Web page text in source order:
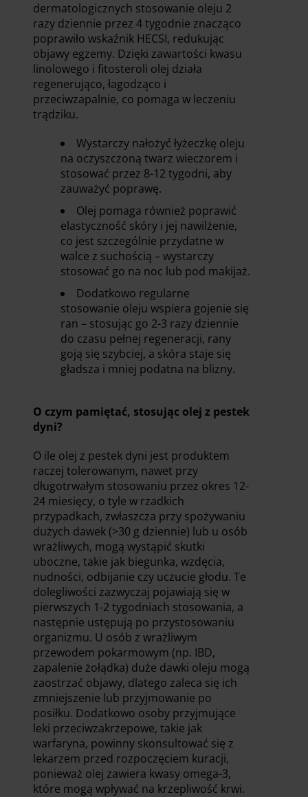
dermatologicznych stosowanie oleju 2
razy dziennie przez 4 tygodnie znacząco
poprawiło wskaźnik HECSI, redukując
objawy egzemy. Dzięki zawartości kwasu
linolowego i fitosteroli olej działa
regenerująco, łagodząco i
przeciwzapalnie, co pomaga w leczeniu
trądziku.
Wystarczy nałożyć łyżeczkę oleju
na oczyszczoną twarz wieczorem i
stosować przez 8-12 tygodni, aby
zauważyć poprawę.
Olej pomaga również poprawić
elastyczność skóry i jej nawilżenie,
co jest szczególnie przydatne w
walce z suchością – wystarczy
stosować go na noc lub pod makijaż.
Dodatkowo regularne
stosowanie oleju wspiera gojenie się
ran – stosując go 2-3 razy dziennie
do czasu pełnej regeneracji, rany
goją się szybciej, a skóra staje się
gładsza i mniej podatna na blizny.
O czym pamiętać, stosując olej z pestek
dyni?
O ile olej z pestek dyni jest produktem
raczej tolerowanym, nawet przy
długotrwałym stosowaniu przez okres 12-
24 miesięcy, o tyle w rzadkich
przypadkach, zwłaszcza przy spożywaniu
dużych dawek (>30 g dziennie) lub u osób
wrażliwych, mogą wystąpić skutki
uboczne, takie jak biegunka, wzdęcia,
nudności, odbijanie czy uczucie głodu. Te
dolegliwości zazwyczaj pojawiają się w
pierwszych 1-2 tygodniach stosowania, a
następnie ustępują po przystosowaniu
organizmu. U osób z wrażliwym
przewodem pokarmowym (np. IBD,
zapalenie żołądka) duże dawki oleju mogą
zaostrzać objawy, dlatego zaleca się ich
zmniejszenie lub przyjmowanie po
posiłku. Dodatkowo osoby przyjmujące
leki przeciwzakrzepowe, takie jak
warfaryna, powinny skonsultować się z
lekarzem przed rozpoczęciem kuracji,
ponieważ olej zawiera kwasy omega-3,
które mogą wpływać na krzepliwość krwi.